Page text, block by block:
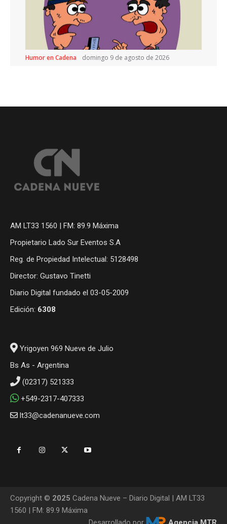
Humor en Cadena domingo 9 de agosto de 2026
AM LT33 1560 | FM: 89.9 Máxima
Propietario Lado Sur Eventos S.A
Reg. de Propiedad Intelectual: 5128498
Director: Gustavo Tinetti
Diario Digital fundado el 03-05-2009
Edición: 6308
Yrigoyen 969 Nueve de Julio
Bs As - Argentina
(02317) 521333
+549-2317-407333
lt33@cadenanueve.com
Copyright © 2025 Cadena Nueve – Diario Digital | AM LT33
1560 | FM: 89.9 Máxima